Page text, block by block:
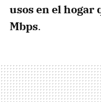
usos en el hogar
Mbps.